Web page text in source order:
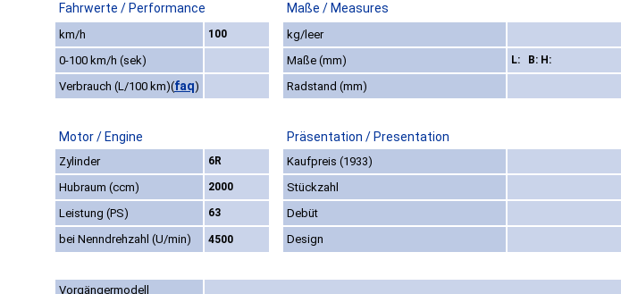
Fahrwerte / Performance Maße / Measures
km/h 100
kg/leer
0-100 km/h (sek)
Maße (mm) L: B: H:
Verbrauch (L/100 km)(faq) Radstand (mm)
Motor / Engine Präsentation / Presentation
Zylinder 6R
Kaufpreis (1933)
Hubraum (ccm)
2000
Stückzahl
Leistung (PS)
63
Debüt
bei Nenndrehzahl (U/min)
4500 Design
Vorgängermodell